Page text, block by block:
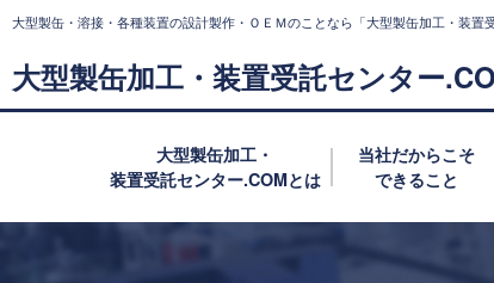
⼤型製⽸・溶接・各種装置の設計製作・ＯＥＭのことなら 「大型製缶加工・装置
大型製缶加工・装置受託センター
大型製缶加工・
装置受託センター.COMとは
当社だからこそ
できること